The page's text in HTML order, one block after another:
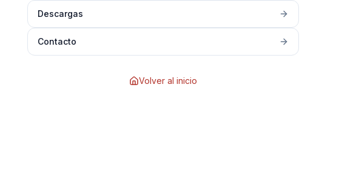
Descargas
Contacto
Volver al inicio